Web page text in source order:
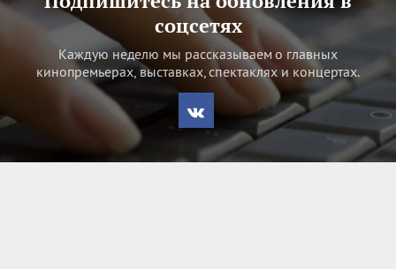
соцсетях
Каждую неделю мы рассказываем о главных
кинопремьерах, выставках, спектаклях и концертах.